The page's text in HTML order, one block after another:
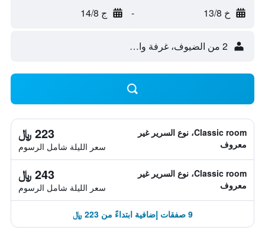
خ 13/8 - ج 14/8
2 من الضيوف، غرفة واحدة
Classic room، نوع السرير غير
معروف
223 ﷼
سعر الليلة شامل الرسوم
Classic room، نوع السرير غير
معروف
243 ﷼
سعر الليلة شامل الرسوم
9 صفقات إضافية ابتداءً من 223 ﷼